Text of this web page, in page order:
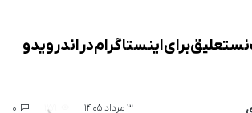
برای اینستاگرام در اندروید و
3 مرداد 1405